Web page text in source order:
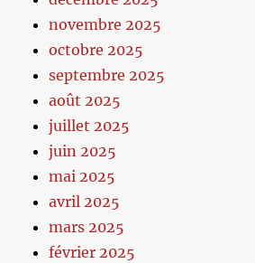
novembre 2025
octobre 2025
septembre 2025
août 2025
juillet 2025
juin 2025
mai 2025
avril 2025
mars 2025
février 2025